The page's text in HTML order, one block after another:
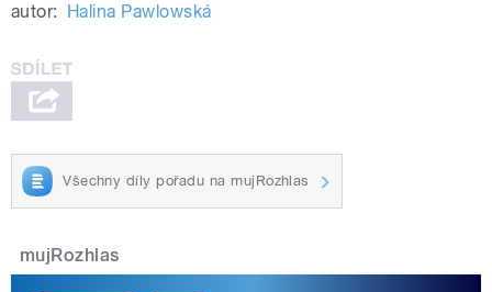
autor: Halina Pawlowská
Všechny díly pořadu na mujRozhlas
mujRozhlas